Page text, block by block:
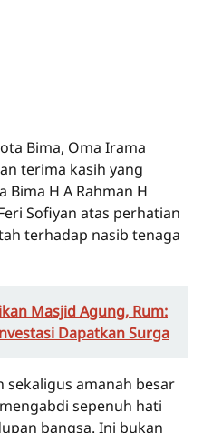
Bima, Oma Irama
terima kasih yang
Bima H A Rahman H
Sofiyan atas perhatian
terhadap nasib tenaga
Masjid Agung, Rum:
Dapatkan Surga
sekaligus amanah besar
sepenuh hati
bangsa. Ini bukan